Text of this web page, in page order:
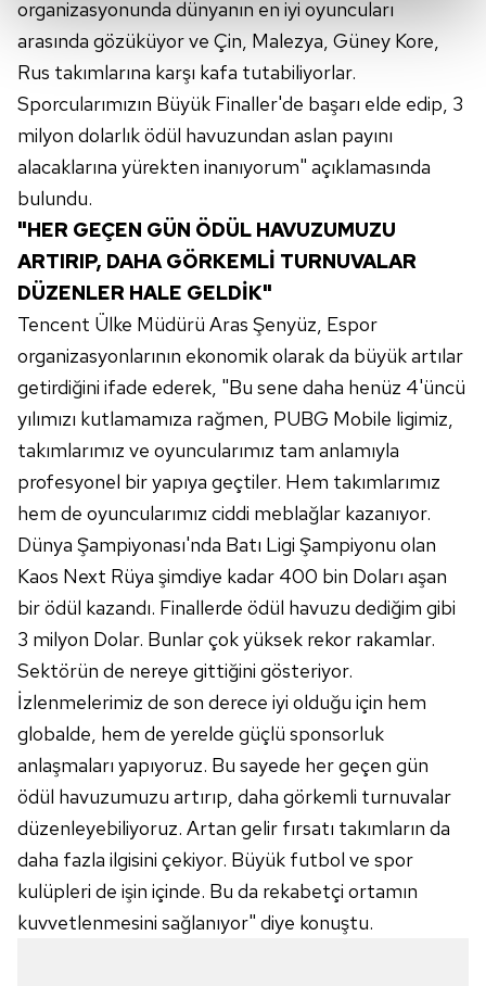
Her halükârda, kullanıcılar, bu çerezlere izin vermedikleri
takdirde, kullanıcılara hedefli reklamlar
gösterilmeyecektir."
Sizlere daha iyi bir hizmet sunabilmek için İnternet
Sitemizde kendimize ve üçüncü kişilere ait çerezler
kullanılmaktadır. Bu çerezler vasıtasıyla çeşitli kişisel
verileriniz işlenmekte olup gerekli olan çerezler bilgi
toplumu hizmetlerinin sunulması amacıyla
kullanılmaktadır. Diğer çerezler, sitemizin daha işlevsel
kılınması ve kişiselleştirilmesi ve sizlere yönelik
reklam/pazarlama faaliyetlerinin yapılması, amaçlarıyla
sınırlı olarak açık rızanız dahilinde kullanılacaktır.
Çerezlere ilişkin tercihlerinizi aşağıda yer alan panel
vasıtasıyla belirleyebilirsiniz. Çerezlere ilişkin detaylı bilgi
Metnimizi ziyaret edebilirsiniz.
6698 sayılı Kişisel Verilerin Korunması Kanunu uyarınca
hazırlanmış Aydınlatma Metnimizi okumak ve sitemizde
ilgili mevzuata uygun olarak kullanılan çerezlerle ilgili bilgi
organizasyonunda dünyanın en iyi oyuncuları
arasında gözüküyor ve Çin, Malezya, Güney Kore,
Rus takımlarına karşı kafa tutabiliyorlar.
Sporcularımızın Büyük Finaller'de başarı elde edip, 3
milyon dolarlık ödül havuzundan aslan payını
alacaklarına yürekten inanıyorum" açıklamasında
bulundu.
"HER GEÇEN GÜN ÖDÜL HAVUZUMUZU
ARTIRIP, DAHA GÖRKEMLİ TURNUVALAR
DÜZENLER HALE GELDİK"
Tencent Ülke Müdürü Aras Şenyüz, Espor
organizasyonlarının ekonomik olarak da büyük artılar
getirdiğini ifade ederek, "Bu sene daha henüz 4'üncü
yılımızı kutlamamıza rağmen, PUBG Mobile ligimiz,
takımlarımız ve oyuncularımız tam anlamıyla
profesyonel bir yapıya geçtiler. Hem takımlarımız
hem de oyuncularımız ciddi meblağlar kazanıyor.
Dünya Şampiyonası'nda Batı Ligi Şampiyonu olan
Kaos Next Rüya şimdiye kadar 400 bin Doları aşan
bir ödül kazandı. Finallerde ödül havuzu dediğim gibi
3 milyon Dolar. Bunlar çok yüksek rekor rakamlar.
Sektörün de nereye gittiğini gösteriyor.
İzlenmelerimiz de son derece iyi olduğu için hem
globalde, hem de yerelde güçlü sponsorluk
anlaşmaları yapıyoruz. Bu sayede her geçen gün
ödül havuzumuzu artırıp, daha görkemli turnuvalar
düzenleyebiliyoruz. Artan gelir fırsatı takımların da
daha fazla ilgisini çekiyor. Büyük futbol ve spor
kulüpleri de işin içinde. Bu da rekabetçi ortamın
kuvvetlenmesini sağlanıyor" diye konuştu.